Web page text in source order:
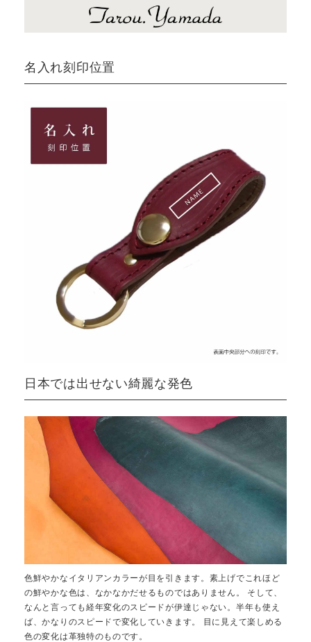
名入れ刻印位置
日本では出せない綺麗な発色
色鮮やかなイタリアンカラーが目を引きます。素上げでこれほど
の鮮やかな色は、なかなかだせるものではありません。 そして、
なんと言っても経年変化のスピードが伊達じゃない。半年も使え
ば、かなりのスピードで変化していきます。 目に見えて楽しめる
色の変化は革独特のものです。